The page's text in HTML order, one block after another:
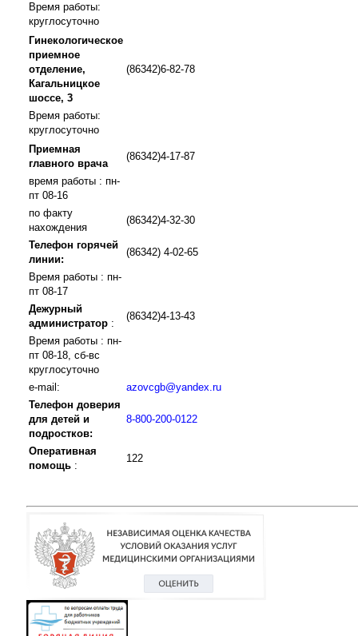
Время работы:
круглосуточно
Гинекологическое
приемное
отделение,
Кагальницкое
шоссе, 3
(86342)6-82-78
Время работы:
круглосуточно
Приемная
главного врача
(86342)4-17-87
время работы : пн-
пт 08-16
по факту
нахождения
(86342)4-32-30
Телефон горячей
линии:
(86342) 4-02-65
Время работы : пн-
пт 08-17
Дежурный
администратор :
(86342)4-13-43
Время работы : пн-
пт 08-18, сб-вс
круглосуточно
e-mail:
azovcgb@yandex.ru
Телефон доверия
для детей и
подростков:
8-800-200-0122
Оперативная
помощь :
122